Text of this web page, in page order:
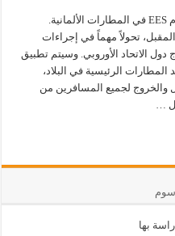
جميع التفاصيل المتعلقة ببدء تطبيق نظام EES في المطارات الألمانية.
تحولاً مهماً في إجراءات
الاتحاد الأوروبي. وسيتم تطبيق
الرئيسية في البلاد،
والخروج لجميع المسافرين من
…
بها